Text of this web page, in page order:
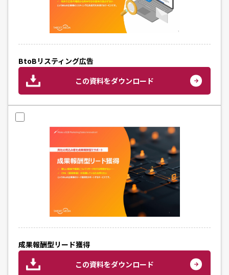
BtoBリスティング広告
この資料をダウンロード
成果報酬型リード獲得
この資料をダウンロード